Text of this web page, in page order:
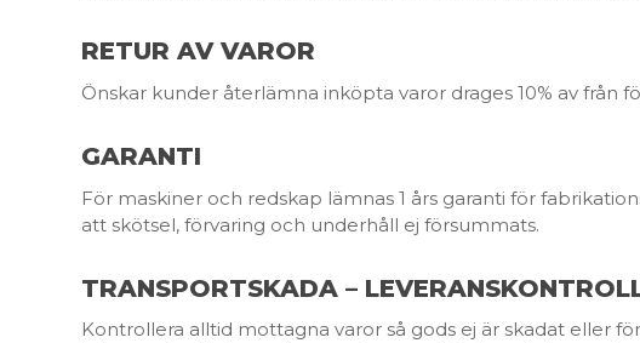
RETUR AV VAROR
Önskar kunder återlämna inköpta varor drages 10% av från
GARANTI
För maskiner och redskap lämnas 1 års garanti för
att skötsel, förvaring och underhåll ej försummats.
TRANSPORTSKADA –
Kontrollera alltid mottagna varor så gods ej är skadat eller